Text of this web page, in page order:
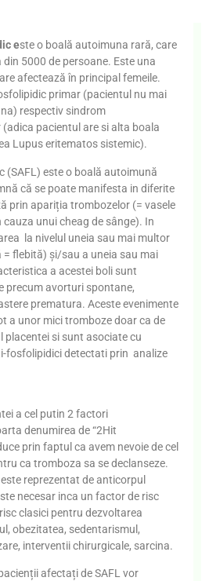
este o boală autoimuna rară, care
5000 de persoane. Este una
afectează în principal femeile.
primar (pacientul nu mai
respectiv sindrom
pacientul are si alta boala
Lupus eritematos sistemic).
(SAFL) este o boală autoimună
că se poate manifesta in diferite
prin apariția trombozelor (= vasele
unui cheag de sânge). In
la nivelul uneia sau mai multor
flebită) și/sau a uneia sau mai
a acestei boli sunt
precum avorturi spontane,
prematura. Aceste evenimente
a unor mici tromboze doar ca de
placentei si sunt asociate cu
fosfolipidici detectati prin analize
a cel putin 2 factori
denumirea de “2Hit
prin faptul ca avem nevoie de cel
ca tromboza sa se declanseze.
reprezentat de anticorpul
necesar inca un factor de risc
clasici pentru dezvoltarea
obezitatea, sedentarismul,
interventii chirurgicale, sarcina.
afectați de SAFL vor